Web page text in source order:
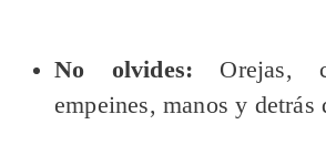
No olvides: Orejas,
empeines, manos y detrás